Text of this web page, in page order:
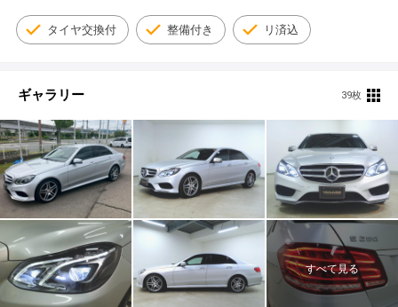
タイヤ交換付 整備付き リ済込
ギャラリー 39枚